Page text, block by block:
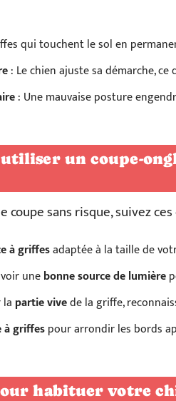
qui touchent le sol en
: Le chien ajuste sa démarche,
: Une mauvaise posture
un coupe-
coupe sans risque, suivez
à griffesadaptée à la taille de
unebonne source de lumière
partie vivede la griffe,
à griffespour arrondir les bords
habituer votre